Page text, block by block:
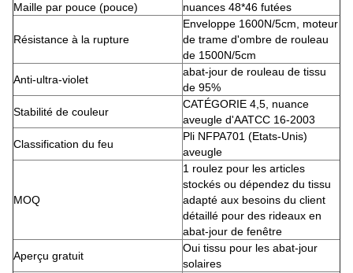
Maille par pouce (pouce)
nuances 48*46 futées
Résistance à la rupture
Enveloppe 1600N/5cm, moteur
de trame d'ombre de rouleau
de 1500N/5cm
Anti-ultra-violet
abat-jour de rouleau de tissu
de 95%
Stabilité de couleur
CATÉGORIE 4,5, nuance
aveugle d'AATCC 16-2003
Classification du feu
Pli NFPA701 (Etats-Unis)
aveugle
MOQ
1 roulez pour les articles
stockés ou dépendez du tissu
adapté aux besoins du client
détaillé pour des rideaux en
abat-jour de fenêtre
Aperçu gratuit
Oui tissu pour les abat-jour
solaires